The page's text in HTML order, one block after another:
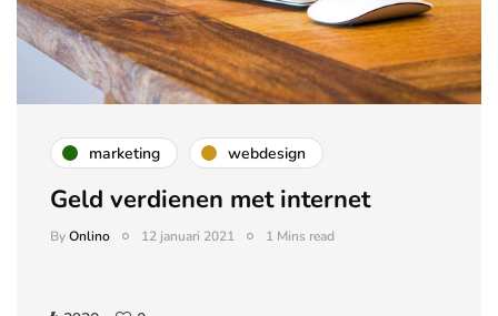
marketing webdesign
Geld verdienen met internet
ByOnlino 12 januari 2021 1 Mins read